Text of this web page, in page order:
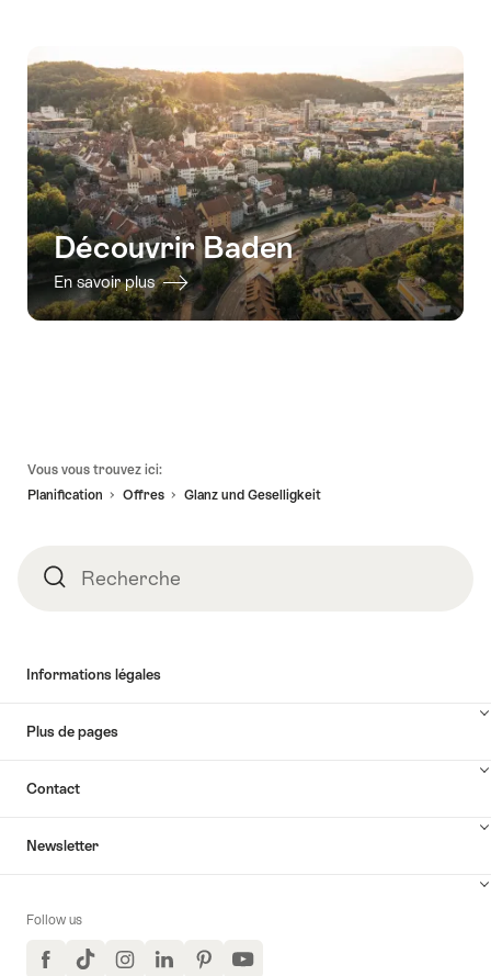
disponibilité
Découvrir Baden
En savoir plus
Vous vous trouvez ici:
Planification
Offres Glanz und Geselligkeit
RechercheRecherche
Informations légales
Plus de pages
Contact
Newsletter
Follow us
FacebookTikTokInstagramLinkedInPinterestYouTube